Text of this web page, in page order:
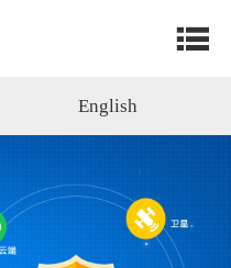
English